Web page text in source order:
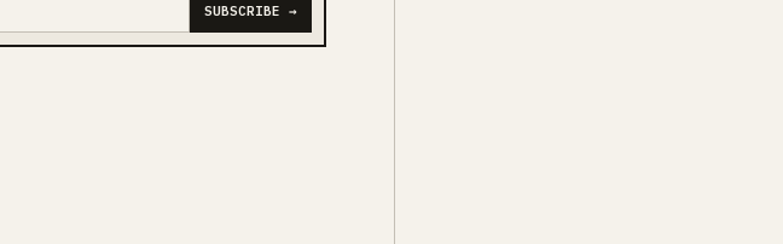
SUBSCRIBE →